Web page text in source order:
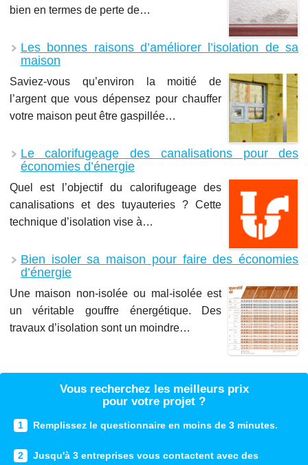
bien en termes de perte de…
Les bonnes raisons d’améliorer l’isolation de sa
maison
Saviez-vous qu’environ la moitié de
l’argent que vous dépensez pour chauffer
votre maison peut être gaspillée…
Le calorifugeage des canalisations pour des
économies d’énergie
Quel est l’objectif du calorifugeage des
canalisations et des tuyauteries ? Cette
technique d’isolation vise à…
Bien isoler sa maison pour faire des économies
d’énergie
Une maison non-isolée ou mal-isolée est
un véritable gouffre énergétique. Des
travaux d’isolation sont un moindre…
Vous recherchez les meilleurs prix
pour votre projet ?
1 Remplissez le questionnaire en moins de 3 minutes.
2
Jusqu'à 3 entreprises vous contactent avec des